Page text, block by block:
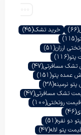
(66) خرید تشک(45)
(115)
ارزان(51)
پتو(116)
تشک مسافرتی(47)
عمده پتو(151)
نرمینه(38)
تشک مسافرتی(47)
قیمت روتختی(100)
(46)
دو نفره(51)
پتو لاله(47)